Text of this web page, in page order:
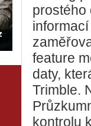
prostého
feature
daty,
Trimble.
kontrolu